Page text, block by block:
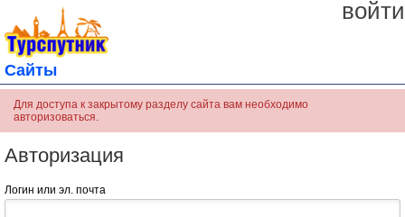
войти
Сайты
Для доступа к закрытому разделу сайта вам необходимо
авторизоваться.
Авторизация
Логин или эл. почта